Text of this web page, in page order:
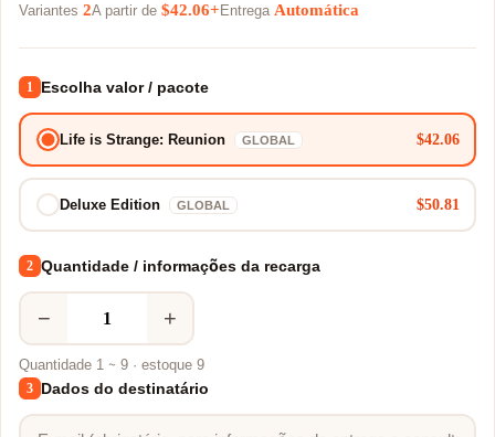
Variantes 2A partir de $42.06+ Entrega Automática
1 Escolha valor / pacote
Life is Strange: Reunion GLOBAL $42.06
Deluxe Edition GLOBAL $50.81
2 Quantidade / informações da recarga
− +
Quantidade 1 ~ 9 · estoque 9
3 Dados do destinatário